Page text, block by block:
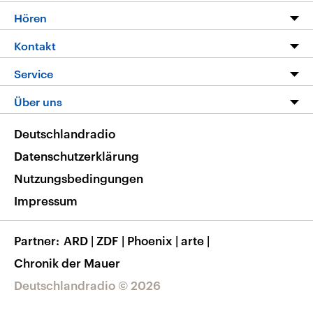
Programm
Die Nachrichten
Nachrichtenleicht
Neue Beiträge auf dlf.de
Hören
Livestream
Podcasts
Deutschlandfunk App
Nachrichten App
Frequenzen
Kontakt
Hörerservice
Service
FAQ
Veranstaltungen
Musikliste
RSS
Über uns
Barrierefreiheit
Deutschlandradio © 2026
Deutschlandradio
Datenschutzerklärung
Nutzungsbedingungen
Impressum
Partner ARD | ZDF | Phoenix | arte |
Chronik der Mauer